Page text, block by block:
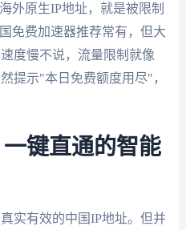
外原生IP地址，就是被限制
免费加速器推荐常有，但大
度慢不说，流量限制就像
提示"本日免费额度用尽"，
键直通的智能
实有效的中国IP地址。但并